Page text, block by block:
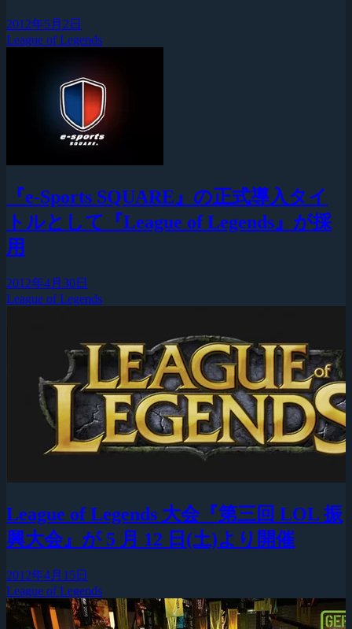
2012年5月2日
League of Legends
『e-Sports SQUARE』の正式導入タイ
トルとして『League of Legends』が採
用
2012年4月30日
League of Legends
League of Legends 大会『第三回 LOL 振
興大会』が 5 月 12 日(土)より開催
2012年4月15日
League of Legends